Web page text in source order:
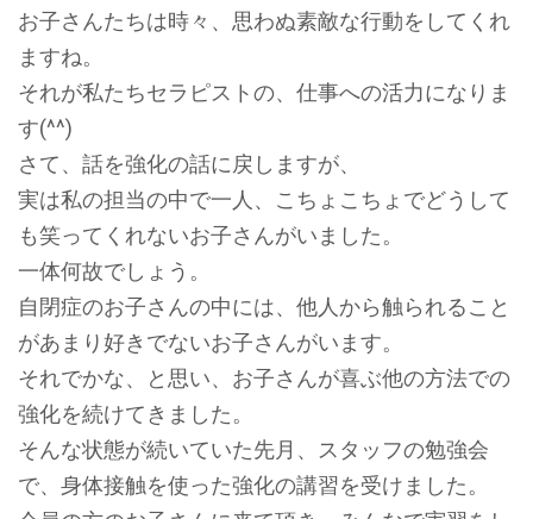
お子さんたちは時々、思わぬ素敵な行動をしてくれ
ますね。
それが私たちセラピストの、仕事への活力になりま
す(^^)
さて、話を強化の話に戻しますが、
実は私の担当の中で一人、こちょこちょでどうして
も笑ってくれないお子さんがいました。
一体何故でしょう。
自閉症のお子さんの中には、他人から触られること
があまり好きでないお子さんがいます。
それでかな、と思い、お子さんが喜ぶ他の方法での
強化を続けてきました。
そんな状態が続いていた先月、スタッフの勉強会
で、身体接触を使った強化の講習を受けました。